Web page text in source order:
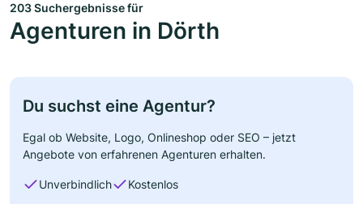
203 Suchergebnisse für
Agenturen in Dörth
Du suchst eine Agentur?
Egal ob Website, Logo, Onlineshop oder SEO – jetzt
Angebote von erfahrenen Agenturen erhalten.
Unverbindlich Kostenlos